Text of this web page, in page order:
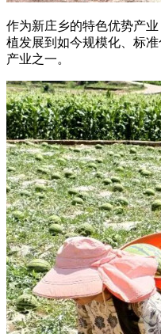
作为新庄乡的特色优势产
植发展到如今规模化、标
产业之一。